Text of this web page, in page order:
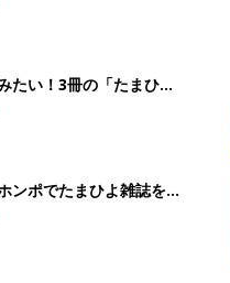
もっと見る
ーマ